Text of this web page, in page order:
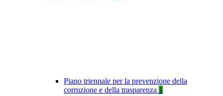
Piano triennale per la prevenzione della
corruzione e della trasparenza 1